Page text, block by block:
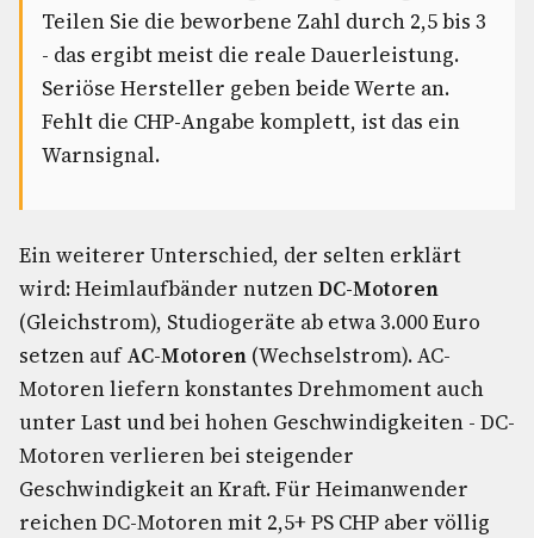
Teilen Sie die beworbene Zahl durch 2,5 bis 3
- das ergibt meist die reale Dauerleistung.
Seriöse Hersteller geben beide Werte an.
Fehlt die CHP-Angabe komplett, ist das ein
Warnsignal.
Ein weiterer Unterschied, der selten erklärt
wird: Heimlaufbänder nutzenDC-Motoren
(Gleichstrom), Studiogeräte ab etwa 3.000 Euro
setzen aufAC-Motoren (Wechselstrom). AC-
Motoren liefern konstantes Drehmoment auch
unter Last und bei hohen Geschwindigkeiten - DC-
Motoren verlieren bei steigender
Geschwindigkeit an Kraft. Für Heimanwender
reichen DC-Motoren mit 2,5+ PS CHP aber völlig